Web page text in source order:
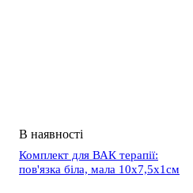
Комплект для ВАК терапії:
пов'язка біла, мала 10х7,5х1см